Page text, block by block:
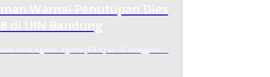
Warnai Penutupan Dies
di UIN Bandung
Studi Agama-Agama (SAA) ke-58 menggelar…